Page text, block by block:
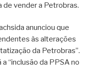
de vender a Petrobras.
anunciou que
às alterações
da Petrobras”.
“inclusão da PPSA no